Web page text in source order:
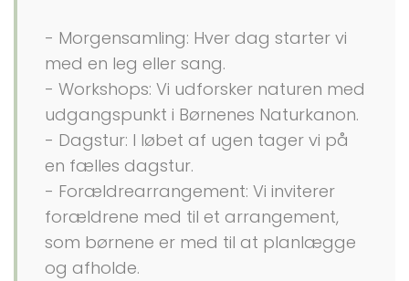
- Morgensamling: Hver dag starter vi
med en leg eller sang.
- Workshops: Vi udforsker naturen med
udgangspunkt i Børnenes Naturkanon.
- Dagstur: I løbet af ugen tager vi på
en fælles dagstur.
- Forældrearrangement: Vi inviterer
forældrene med til et arrangement,
som børnene er med til at planlægge
og afholde.